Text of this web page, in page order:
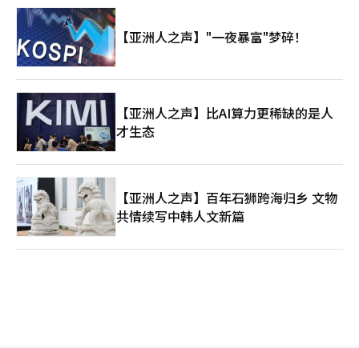
【亚洲人之声】"一夜暴富"梦碎！
【亚洲人之声】比AI算力更稀缺的是人
才生态
【亚洲人之声】百年石狮跨海归乡 文物
共情续写中韩人文新篇